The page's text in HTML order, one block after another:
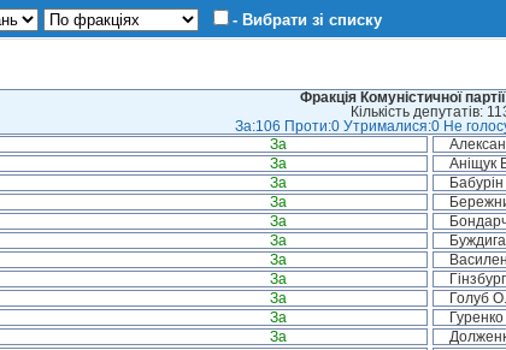
- Вибрати зі списку
Фракція Комуністичної
Кількість депутатів:
За:106 Проти:0 Утрималися:0 Не
За
За Аніщук
За
За
За
За
За
За
За Голуб
За Гуренко
За